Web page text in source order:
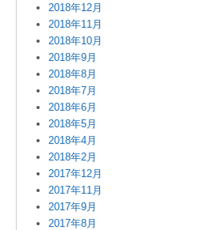
2018年12月
2018年11月
2018年10月
2018年9月
2018年8月
2018年7月
2018年6月
2018年5月
2018年4月
2018年2月
2017年12月
2017年11月
2017年9月
2017年8月